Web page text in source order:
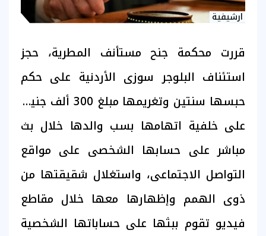
ارشيفية
قررت محكمة جنح مستأنف المطرية، حجز
استئناف البلوجر سوزى الأردنية على حكم
حبسها سنتين وتغريمها مبلغ 300 ألف جنيه،
على خلفية اتهامها بسب والدها خلال بث
مباشر على حسابها الشخصى على مواقع
التواصل الاجتماعى، واستغلال شقيقتها من
ذوى الهمم وإظهارها معها خلال مقاطع
فيديو تقوم ببثها على حساباتها الشخصية